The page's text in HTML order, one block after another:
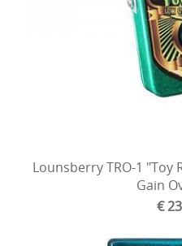
Lounsberry TRO-1 "Toy
Gain
€